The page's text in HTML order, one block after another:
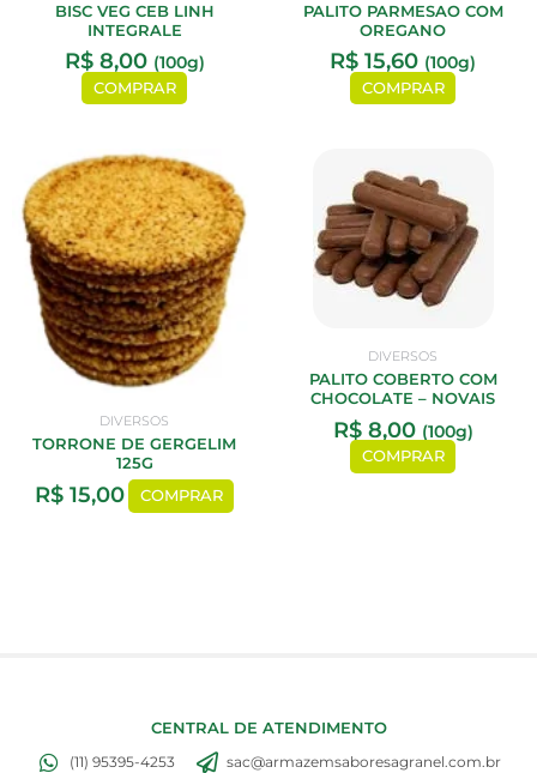
BISC VEG CEB LINH
INTEGRALE
R$8,00 (100g)
COMPRAR
PALITO PARMESAO COM
OREGANO
R$ 15,60 (100g)
COMPRAR
DIVERSOS
TORRONE DE GERGELIM
125G
R$15,00 COMPRAR
DIVERSOS
PALITO COBERTO COM
CHOCOLATE – NOVAIS
R$8,00 (100g)
COMPRAR
CENTRAL DE ATENDIMENTO
(11) 95395-4253 sac@armazemsaboresagranel.com.br